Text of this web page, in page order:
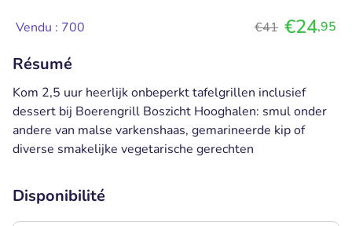
Vendu : 700 €41 €24,95
Résumé
Kom 2,5 uur heerlijk onbeperkt tafelgrillen inclusief
dessert bij Boerengrill Boszicht Hooghalen: smul onder
andere van malse varkenshaas, gemarineerde kip of
diverse smakelijke vegetarische gerechten
Disponibilité